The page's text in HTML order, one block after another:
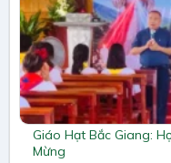
Giáo Hạt Bắc Giang:
Mừng